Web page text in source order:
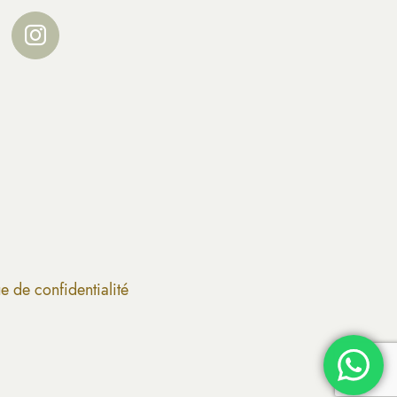
de confidentialité